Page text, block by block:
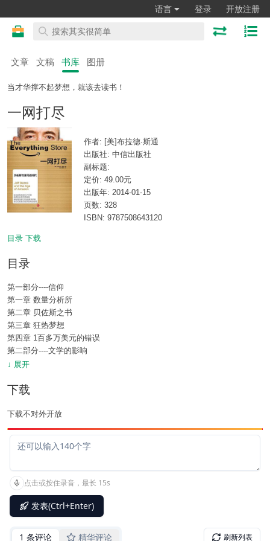
语言 登录 开放注册
文章 文稿 书库 图册
当才华撑不起梦想，就该去读书！
一网打尽
作者: [美]布拉德·斯通
出版社: 中信出版社
副标题:
定价: 49.00元
出版年: 2014-01-15
页数: 328
ISBN: 9787508643120
目录 下载
目录
第一部分----信仰
第一章 数量分析所
第二章 贝佐斯之书
第三章 狂热梦想
第四章 1百多万美元的错误
第二部分----文学的影响
第五章 火箭小子
第七章 技术公司而非零售商
第三部分---使命感还是唯利是图
第九章 事业起步
第十章 权宜之计
第十一章 问题王国
↓ 展开
下载
下载不对外开放